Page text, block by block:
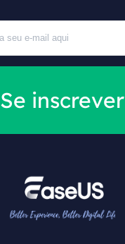
Se inscrever